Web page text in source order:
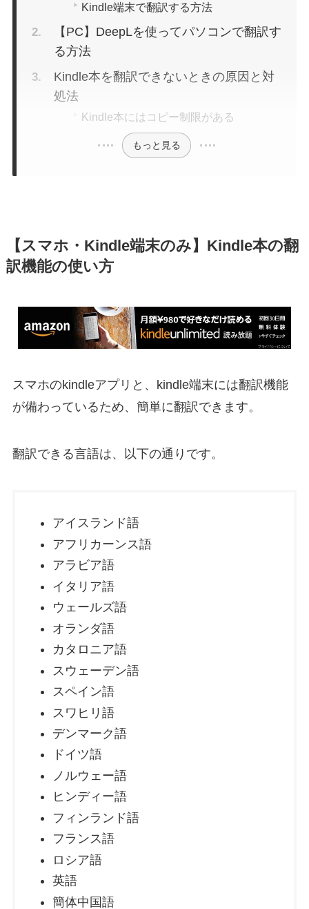
Kindle端末で翻訳する方法
【PC】DeepLを使ってパソコンで翻訳す
る方法
Kindle本を翻訳できないときの原因と対
処法
Kindle本にはコピー制限がある
もっと見る
【スマホ・Kindle端末のみ】Kindle本の翻
訳機能の使い方
スマホのkindleアプリと、kindle端末には翻訳機能
が備わっているため、簡単に翻訳できます。
翻訳できる言語は、以下の通りです。
アイスランド語
アフリカーンス語
アラビア語
イタリア語
ウェールズ語
オランダ語
カタロニア語
スウェーデン語
スペイン語
スワヒリ語
デンマーク語
ドイツ語
ノルウェー語
ヒンディー語
フィンランド語
フランス語
ロシア語
英語
簡体中国語